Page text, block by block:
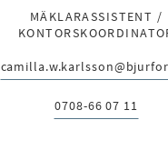
MÄKLARASSISTENT /
E-post:
Telefon:
0708-66 07 11